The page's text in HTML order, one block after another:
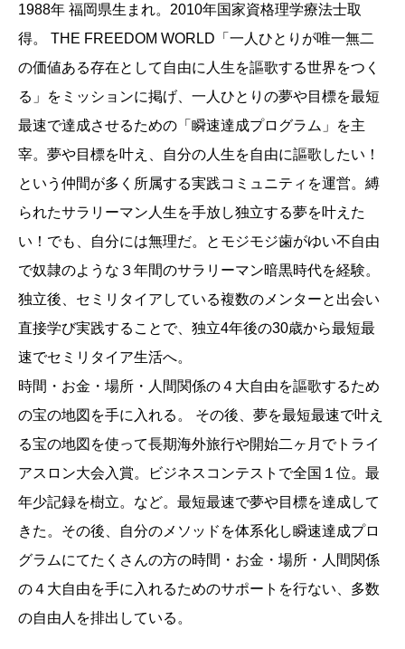
1988年 福岡県生まれ。2010年国家資格理学療法士取
得。 THE FREEDOM WORLD「一人ひとりが唯一無二
の価値ある存在として自由に人生を謳歌する世界をつく
る」をミッションに掲げ、一人ひとりの夢や目標を最短
最速で達成させるための「瞬速達成プログラム」を主
宰。夢や目標を叶え、自分の人生を自由に謳歌したい！
という仲間が多く所属する実践コミュニティを運営。縛
られたサラリーマン人生を手放し独立する夢を叶えた
い！でも、自分には無理だ。とモジモジ歯がゆい不自由
で奴隷のような３年間のサラリーマン暗黒時代を経験。
独立後、セミリタイアしている複数のメンターと出会い
直接学び実践することで、独立4年後の30歳から最短最
速でセミリタイア生活へ。
時間・お金・場所・人間関係の４大自由を謳歌するため
の宝の地図を手に入れる。 その後、夢を最短最速で叶え
る宝の地図を使って長期海外旅行や開始二ヶ月でトライ
アスロン大会入賞。ビジネスコンテストで全国１位。最
年少記録を樹立。など。最短最速で夢や目標を達成して
きた。その後、自分のメソッドを体系化し瞬速達成プロ
グラムにてたくさんの方の時間・お金・場所・人間関係
の４大自由を手に入れるためのサポートを行ない、多数
の自由人を排出している。